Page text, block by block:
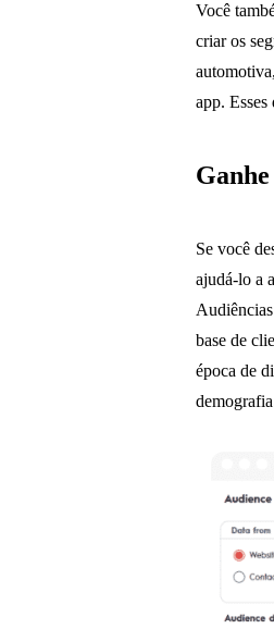
Você
criar os
app.
Se você
ajudá-lo a
base de
época de